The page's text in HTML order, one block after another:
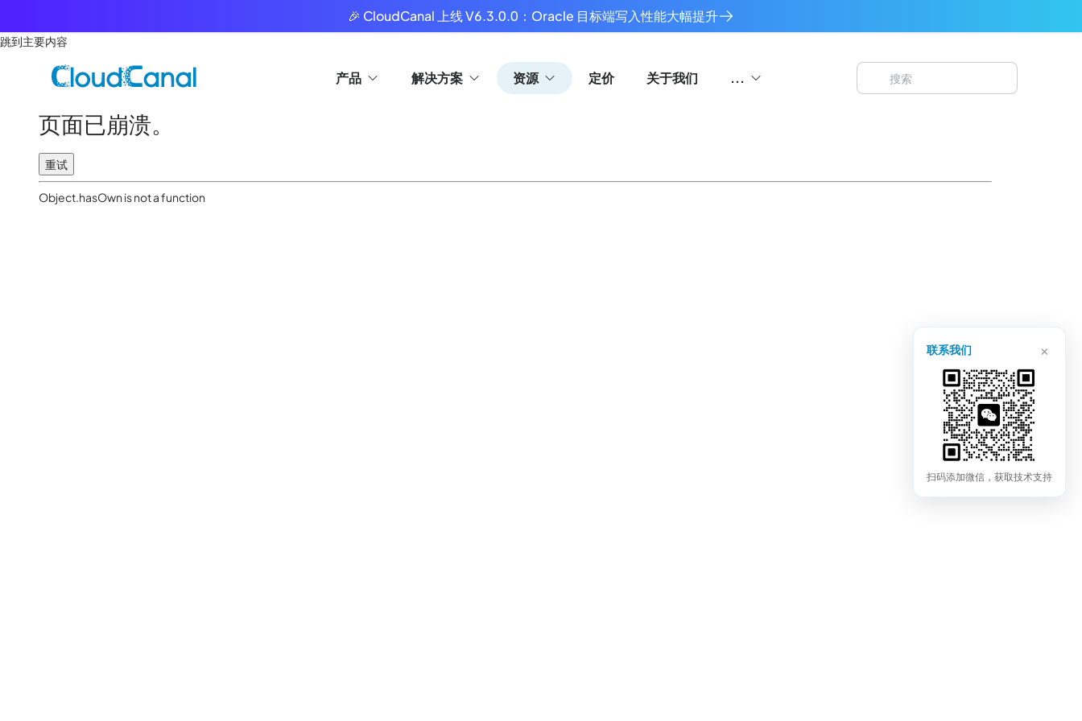
🎉 CloudCanal 上线 V6.3.0.0：Oracle 目标端写入性能大幅提升
跳到主要内容
产品 解决方案 资源 定价 关于我们 ...
页面已崩溃。
重试
Object.hasOwn is not a function
联系我们 ×
扫码添加微信，获取技术支持